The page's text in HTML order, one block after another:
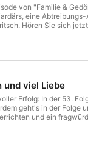
von "Familie &
eine
Hören Sie sich
und viel Liebe
Erfolg: In der 53.
geht's in der
und ein